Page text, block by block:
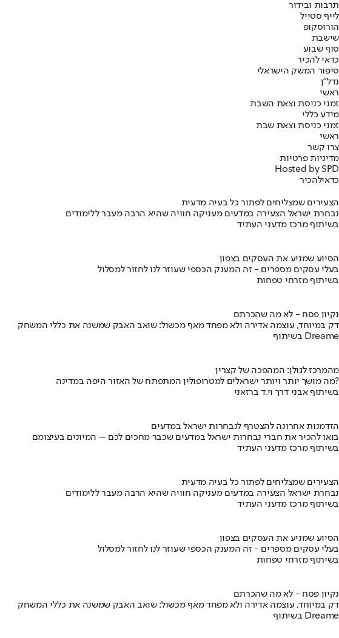
תרבות ובידור
לייף סטייל
הורוסקופ
שישבת
סוף שבוע
כדאי להכיר
סיפור המשק הישראלי
נדל"ן
ראשי
זמני כניסת וצאת השבת
מידע כללי
זמני כניסת וצאת שבת
ראשי
צרו קשר
מדיניות פרטיות
Hosted by SPD
כדאילהכיר
הצעירים שמצליחים לפתור כל בעיה מדעית
נבחרת ישראל הצעירה במדעים מעניקה חוויה שהיא הרבה מעבר ללימודים
בשיתוף מרכז מדעני העתיד
הסיוע שמניע את העסקים בצפון
בעלי עסקים מספרים - זה המענק הכספי שעוזר לנו לחזור למסלול
בשיתוף מזרחי טפחות
נקיון פסח - לא מה שהכרתם
דק במיוחד, עוצמה אדירה ולא מפחד מאף מכשול: שואב האבק שמשנה את כללי המשחק
בשיתוף Dreame
מהמרכז לגולן: המהפכה של קצרין
מה מושך יותר ויותר ישראלים למטרופולין המתפתח של האזור היפה במדינה?
בשיתוף אבני דרך וי.ד ברזאני
הזדמנות אחרונה להצטרף לנבחרות ישראל במדעים
בואו להכיר את חברי נבחרות ישראל במדעים שכבר מחכים לכם – המיונים בעיצומם
בשיתוף מרכז מדעני העתיד
הצעירים שמצליחים לפתור כל בעיה מדעית
נבחרת ישראל הצעירה במדעים מעניקה חוויה שהיא הרבה מעבר ללימודים
בשיתוף מרכז מדעני העתיד
הסיוע שמניע את העסקים בצפון
בעלי עסקים מספרים - זה המענק הכספי שעוזר לנו לחזור למסלול
בשיתוף מזרחי טפחות
נקיון פסח - לא מה שהכרתם
דק במיוחד, עוצמה אדירה ולא מפחד מאף מכשול: שואב האבק שמשנה את כללי המשחק
בשיתוף Dreame